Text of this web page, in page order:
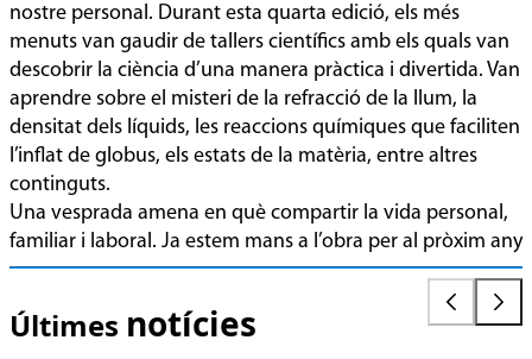
nostre personal. Durant esta quarta edició, els més
menuts van gaudir de tallers científics amb els quals van
descobrir la ciència d’una manera pràctica i divertida. Van
aprendre sobre el misteri de la refracció de la llum, la
densitat dels líquids, les reaccions químiques que faciliten
l’inflat de globus, els estats de la matèria, entre altres
continguts.
Una vesprada amena en què compartir la vida personal,
familiar i laboral. Ja estem mans a l’obra per al pròxim any
Últimes notícies
Quan
les
dades
abans
que
08-
05
Pioners
en
el
sector
hídric
2026-
07-